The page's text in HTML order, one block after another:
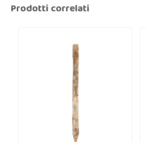
Prodotti correlati